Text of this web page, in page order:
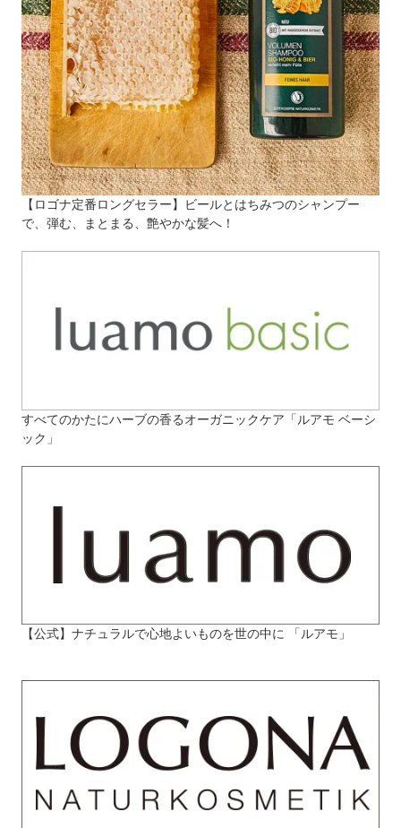
【ロゴナ定番ロングセラー】ビールとはちみつのシャンプー
で、弾む、まとまる、艶やかな髪へ！
すべてのかたにハーブの香るオーガニックケア「ルアモ ベーシ
ック」
【公式】ナチュラルで心地よいものを世の中に 「ルアモ」